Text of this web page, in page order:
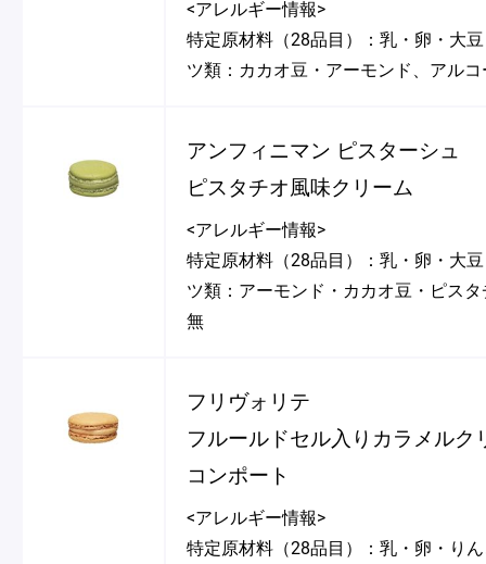
<アレルギー情報>
特定原材料（28品目）：乳・卵・大
ツ類：カカオ豆・アーモンド、アル
アンフィニマン ピスターシュ
ピスタチオ風味クリーム
<アレルギー情報>
特定原材料（28品目）：乳・卵・大
ツ類：アーモンド・カカオ豆・ピス
無
フリヴォリテ
フルールドセル入りカラメルク
コンポート
<アレルギー情報>
特定原材料（28品目）：乳・卵・り